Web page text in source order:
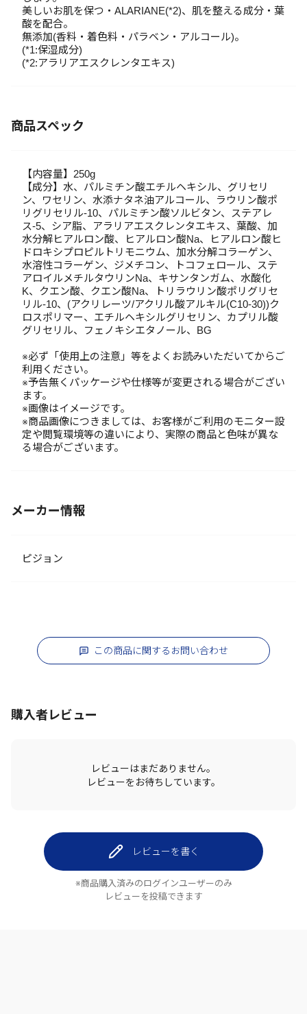
美しいお肌を保つ・ALARIANE(*2)、肌を整える成分・葉
酸を配合。
無添加(香料・着色料・パラベン・アルコール)。
(*1:保湿成分)
(*2:アラリアエスクレンタエキス)
商品スペック
【内容量】250g
【成分】水、パルミチン酸エチルヘキシル、グリセリ
ン、ワセリン、水添ナタネ油アルコール、ラウリン酸ポ
リグリセリル-10、パルミチン酸ソルビタン、ステアレ
ス-5、シア脂、アラリアエスクレンタエキス、葉酸、加
水分解ヒアルロン酸、ヒアルロン酸Na、ヒアルロン酸ヒ
ドロキシプロピルトリモニウム、加水分解コラーゲン、
水溶性コラーゲン、ジメチコン、トコフェロール、ステ
アロイルメチルタウリンNa、キサンタンガム、水酸化
K、クエン酸、クエン酸Na、トリラウリン酸ポリグリセ
リル-10、(アクリレーツ/アクリル酸アルキル(C10-30))ク
ロスポリマー、エチルヘキシルグリセリン、カプリル酸
グリセリル、フェノキシエタノール、BG
※必ず「使用上の注意」等をよくお読みいただいてからご
利用ください。
※予告無くパッケージや仕様等が変更される場合がござい
ます。
※画像はイメージです。
※商品画像につきましては、お客様がご利用のモニター設
定や閲覧環境等の違いにより、実際の商品と色味が異な
る場合がございます。
メーカー情報
ピジョン
この商品に関するお問い合わせ
購入者レビュー
レビューはまだありません。
レビューをお待ちしています。
レビューを書く
※商品購入済みのログインユーザーのみ
レビューを投稿できます